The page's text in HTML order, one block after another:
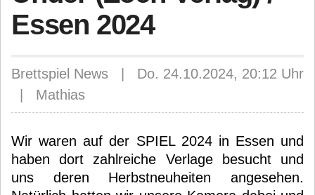
Essen 2024
Brettspiel News | Do. 24.10.2024, 20:12 Uhr
| Mathias
Wir waren auf der SPIEL 2024 in Essen und
haben dort zahlreiche Verlage besucht und
uns deren Herbstneuheiten angesehen.